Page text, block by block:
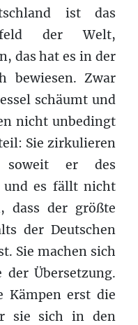
ist das
der Welt,
das hat es in der
bewiesen. Zwar
schäumt und
nicht unbedingt
Sie zirkulieren
soweit er des
und es fällt nicht
dass der größte
der Deutschen
Sie machen sich
Übersetzung.
Kämpen erst die
sie sich in den